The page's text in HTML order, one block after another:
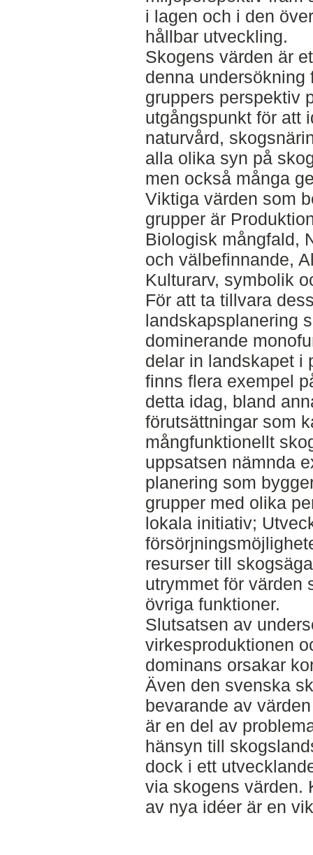
i lagen och i den
hållbar utveckling.
Skogens värden är
denna undersökning
gruppers perspektiv
utgångspunkt för att
naturvård,
alla olika syn på
men också många
Viktiga värden som
grupper är
Biologisk mångfald,
och välbefinnande,
Kulturarv, symbolik
För att ta tillvara
landskapsplanering
dominerande
delar in landskapet i
finns flera exempel
detta idag, bland
förutsättningar som
mångfunktionellt
uppsatsen nämnda
planering som
grupper med olika
lokala initiativ;
resurser till
utrymmet för värden
övriga funktioner.
Slutsatsen av
virkesproduktionen
dominans orsakar
Även den svenska
bevarande av
är en del av
hänsyn till
dock i ett
via skogens värden.
av nya idéer är en